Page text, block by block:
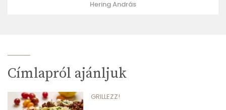
Hering András
Címlapról ajánljuk
GRILLEZZ!